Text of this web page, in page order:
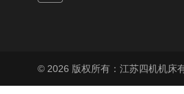
© 2026 版权所有：江苏四机机床